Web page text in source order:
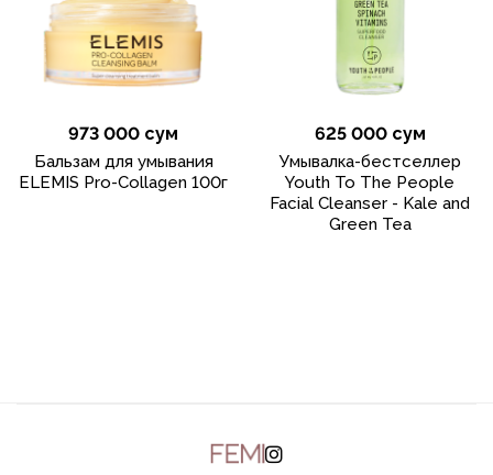
973 000 сум
Бальзам для умывания
ELEMIS Pro-Collagen 100г
625 000 сум
Умывалка-бестселлер
Youth To The People
Facial Cleanser - Kale and
Green Tea